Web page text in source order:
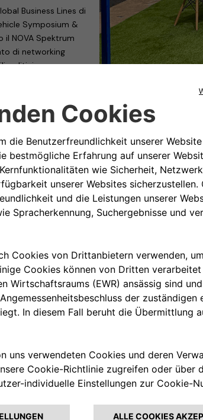
Business Lines di
Symposium &
il NOVA Spektrum
di networking
politici,
della più grande
del settore
D, stand D07-27,
la transizione
al
le stazioni di ricarica
di dispositivi di
flotte e gestori di
ogni momento il
a due veicoli
parcheggi pubblici
e alle
Instruments
è a disposizione
cambiamento
per la rete
per veicoli
alimentata da fonti
Questo impianto